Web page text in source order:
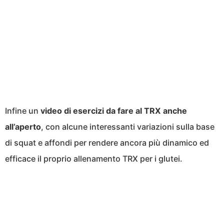
Infine un video di esercizi da fare al TRX anche
all’aperto, con alcune interessanti variazioni sulla base
di squat e affondi per rendere ancora più dinamico ed
efficace il proprio allenamento TRX per i glutei.